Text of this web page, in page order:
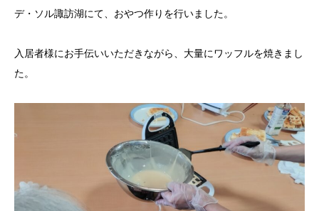
デ・ソル諏訪湖にて、おやつ作りを行いました。
入居者様にお手伝いいただきながら、大量にワッフルを焼きまし
た。